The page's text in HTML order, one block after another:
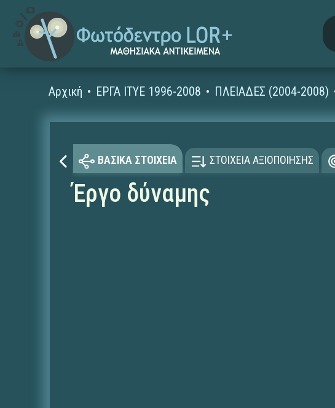
Αρχική ΕΡΓΑ ΙΤΥΕ 1996-2008 ΠΛΕΙΑΔΕΣ (2004-2008)
ΒΑΣΙΚΑ ΣΤΟΙΧΕΙΑ ΣΤΟΙΧΕΙΑ ΑΞΙΟΠΟΙΗΣΗΣ
Έργο δύναμης